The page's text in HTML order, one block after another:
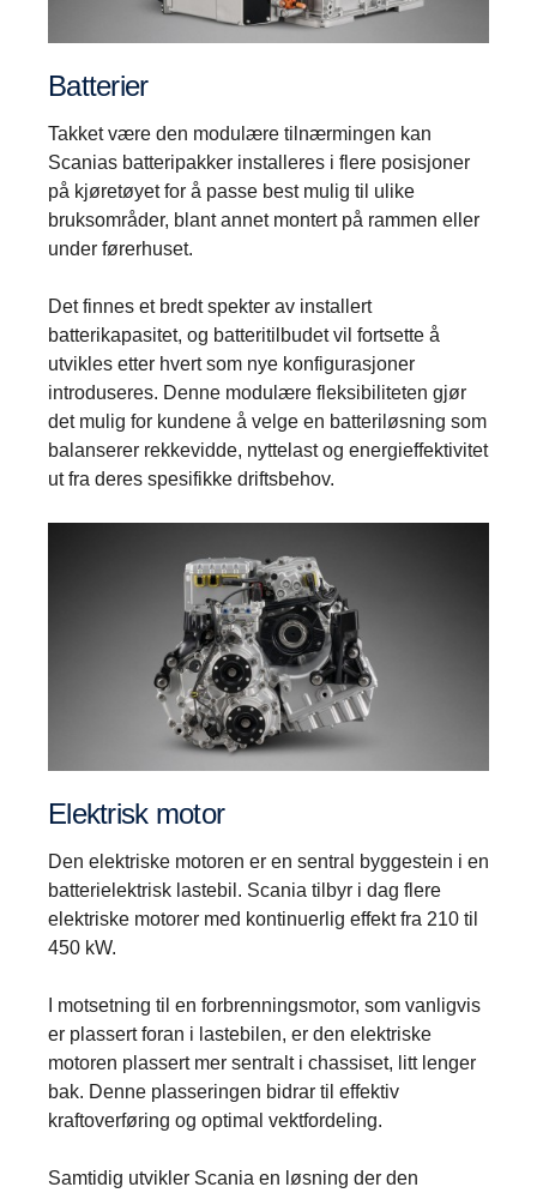
Batterier
Takket være den modulære tilnærmingen kan
Scanias batteripakker installeres i flere posisjoner
på kjøretøyet for å passe best mulig til ulike
bruksområder, blant annet montert på rammen eller
under førerhuset.
Det finnes et bredt spekter av installert
batterikapasitet, og batteritilbudet vil fortsette å
utvikles etter hvert som nye konfigurasjoner
introduseres. Denne modulære fleksibiliteten gjør
det mulig for kundene å velge en batteriløsning som
balanserer rekkevidde, nyttelast og energieffektivitet
ut fra deres spesifikke driftsbehov.
Elektrisk motor
Den elektriske motoren er en sentral byggestein i en
batterielektrisk lastebil. Scania tilbyr i dag flere
elektriske motorer med kontinuerlig effekt fra 210 til
450 kW.
I motsetning til en forbrenningsmotor, som vanligvis
er plassert foran i lastebilen, er den elektriske
motoren plassert mer sentralt i chassiset, litt lenger
bak. Denne plasseringen bidrar til effektiv
kraftoverføring og optimal vektfordeling.
Samtidig utvikler Scania en løsning der den